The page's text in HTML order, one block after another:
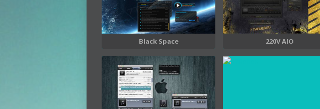
Black Space 220V AIO